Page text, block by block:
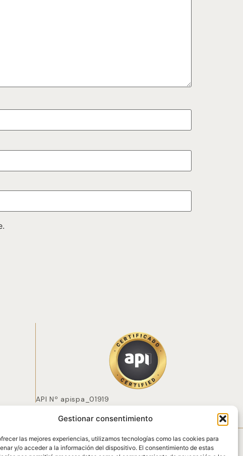
Gestionar consentimiento
las mejores experiencias, utilizamos tecnologías como las cookies para
y/o acceder a la información del dispositivo. El consentimiento de estas
API Nº apispa_01919
POZO